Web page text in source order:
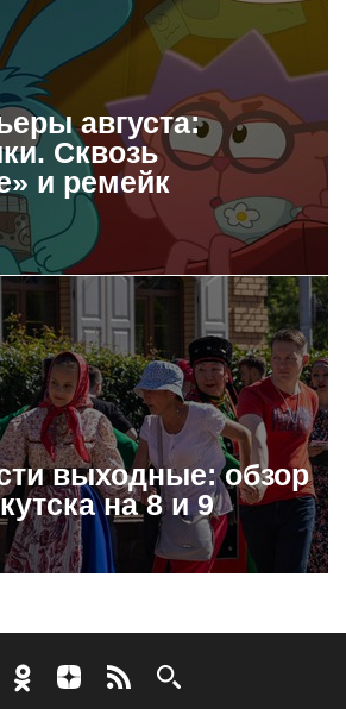
августа:
Сквозь
и ремейк
выходные: обзор
на 8 и 9